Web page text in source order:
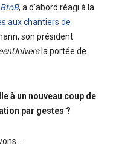
BtoB, a d’abord réagi à la
aux chantiers de
son président
la portée de
à un nouveau coup de
par gestes ?
...